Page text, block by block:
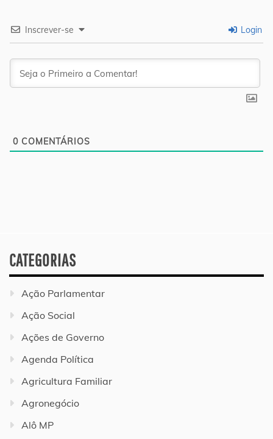
Inscrever-se Login
0 COMENTÁRIOS
CATEGORIAS
Ação Parlamentar
Ação Social
Ações de Governo
Agenda Política
Agricultura Familiar
Agronegócio
Alô MP